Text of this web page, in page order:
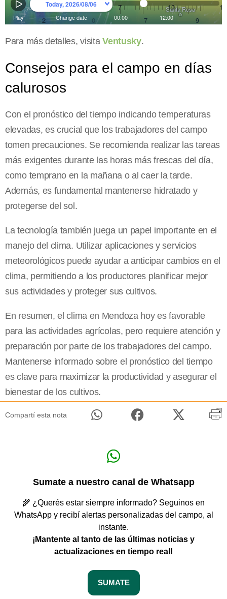
Para más detalles, visitaVentusky.
Consejos para el campo en días
calurosos
Con el pronóstico del tiempo indicando temperaturas
elevadas, es crucial que los trabajadores del campo
tomen precauciones. Se recomienda realizar las tareas
más exigentes durante las horas más frescas del día,
como temprano en la mañana o al caer la tarde.
Además, es fundamental mantenerse hidratado y
protegerse del sol.
La tecnología también juega un papel importante en el
manejo del clima. Utilizar aplicaciones y servicios
meteorológicos puede ayudar a anticipar cambios en el
clima, permitiendo a los productores planificar mejor
sus actividades y proteger sus cultivos.
En resumen, el clima en Mendoza hoy es favorable
para las actividades agrícolas, pero requiere atención y
preparación por parte de los trabajadores del campo.
Mantenerse informado sobre el pronóstico del tiempo
es clave para maximizar la productividad y asegurar el
bienestar de los cultivos.
Compartí esta nota
Sumate a nuestro canal de Whatsapp
🌾 ¿Querés estar siempre informado? Seguinos en
WhatsApp y recibí alertas personalizadas del campo, al
instante.
¡Mantente al tanto de las últimas noticias y
actualizaciones en tiempo real!
SUMATE